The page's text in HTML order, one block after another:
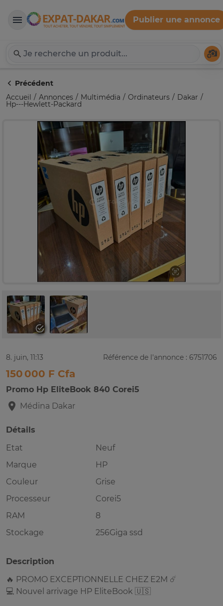
Expat-Dakar
Publier une annonce
Précédent
Accueil
Annonces Multimédia Ordinateurs Dakar
Hp---Hewlett-Packard
8. juin, 11:13 Référence de l'annonce : 6751706
150 000 F Cfa
Promo Hp EliteBook 840 Corei5
Médina Dakar
Détails
Etat
Neuf
Marque
HP
Couleur
Grise
Processeur
Corei5
RAM
8
Stockage
256Giga ssd
Description
🔥 PROMO EXCEPTIONNELLE CHEZ E2M ☄️
💻 Nouvel arrivage HP EliteBook 🇺🇸